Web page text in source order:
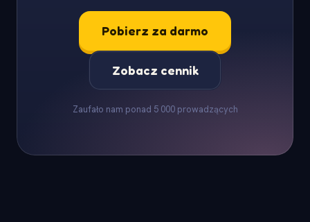
Pobierz za darmo
Zobacz cennik
Zaufało nam ponad 5 000 prowadzących